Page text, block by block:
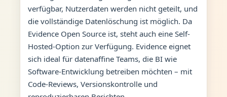
verfügbar, Nutzerdaten werden nicht geteilt, und
die vollständige Datenlöschung ist möglich. Da
Evidence Open Source ist, steht auch eine Self-
Hosted-Option zur Verfügung. Evidence eignet
sich ideal für datenaffine Teams, die BI wie
Software-Entwicklung betreiben möchten – mit
Code-Reviews, Versionskontrolle und